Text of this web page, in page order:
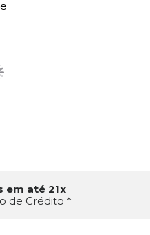
em até 21x
de Crédito *